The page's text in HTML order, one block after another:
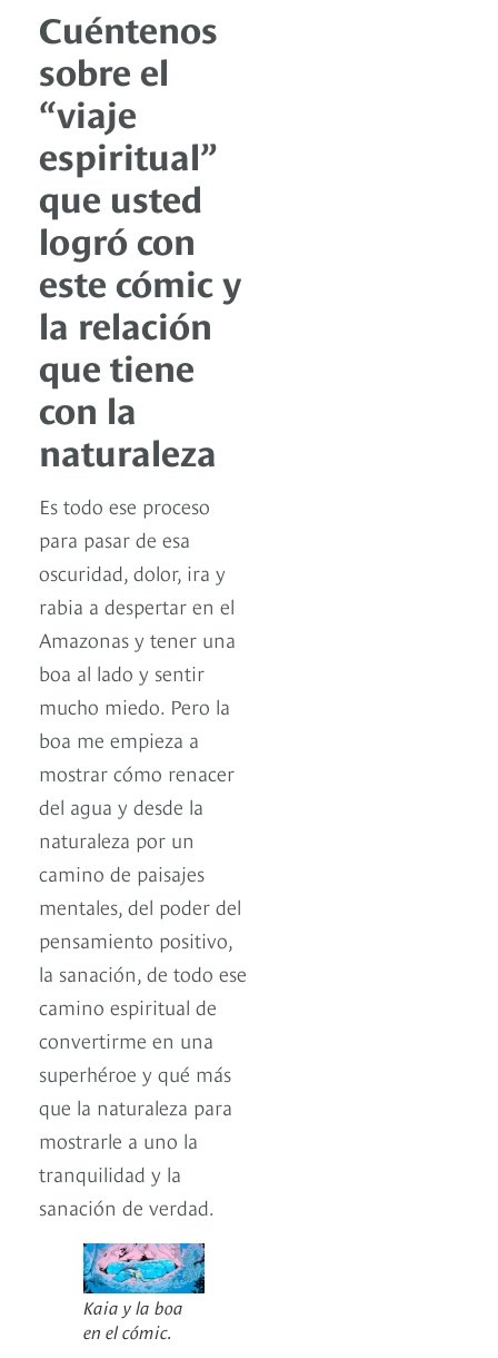
Cuéntenos
sobre el
“viaje
espiritual”
que usted
logró con
este cómic y
la relación
que tiene
con la
naturaleza
Es todo ese proceso
para pasar de esa
oscuridad, dolor, ira y
rabia a despertar en el
Amazonas y tener una
boa al lado y sentir
mucho miedo. Pero la
boa me empieza a
mostrar cómo renacer
del agua y desde la
naturaleza por un
camino de paisajes
mentales, del poder del
pensamiento positivo,
la sanación, de todo ese
camino espiritual de
convertirme en una
superhéroe y qué más
que la naturaleza para
mostrarle a uno la
tranquilidad y la
sanación de verdad.
Kaia y la boa
en el cómic.